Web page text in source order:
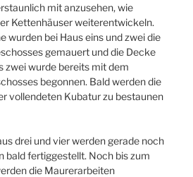
mit anzusehen, wie
Kettenhäuser weiterentwickeln.
wurden bei Haus eins und zwei die
gemauert und die Decke
zwei wurde bereits mit dem
begonnen. Bald werden die
vollendeten Kubatur zu bestaunen
drei und vier werden gerade noch
bald fertiggestellt. Noch bis zum
die Maurerarbeiten